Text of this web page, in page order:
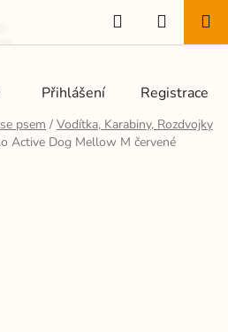
Přihlášení Registrace
Hledat
KOŠÍK
psem / Vodítka, Karabiny, Rozdvojky
Active Dog Mellow M červené